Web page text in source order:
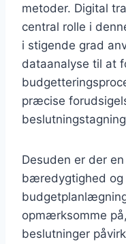
metoder. Digital
central rolle i
i stigende grad
dataanalyse til at
præcise
Desuden er der
bæredygtighed og
opmærksomme
beslutninger